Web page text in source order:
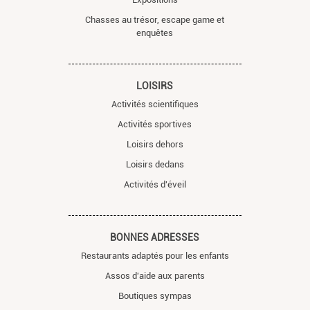
Chasses au trésor, escape game et
enquêtes
LOISIRS
Activités scientifiques
Activités sportives
Loisirs dehors
Loisirs dedans
Activités d'éveil
BONNES ADRESSES
Restaurants adaptés pour les enfants
Assos d'aide aux parents
Boutiques sympas